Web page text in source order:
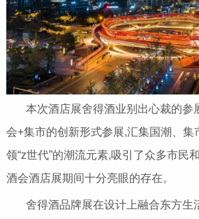
本次酒店展舍得酒业别出心裁的参
会+集市的创新形式参展,汇集国潮、集
领“z世代”的潮流元素,吸引了众多市民
酒会酒店展期间十分亮眼的存在。
舍得酒品牌展在设计上融合东方生